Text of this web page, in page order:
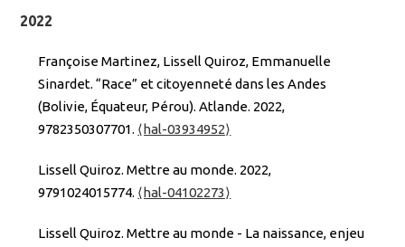
2022
Françoise Martinez, Lissell Quiroz, Emmanuelle
Sinardet. “Race” et citoyenneté dans les Andes
(Bolivie, Équateur, Pérou). Atlande. 2022,
9782350307701. ⟨hal-03934952⟩
Lissell Quiroz. Mettre au monde. 2022,
9791024015774. ⟨hal-04102273⟩
Lissell Quiroz. Mettre au monde - La naissance, enjeu